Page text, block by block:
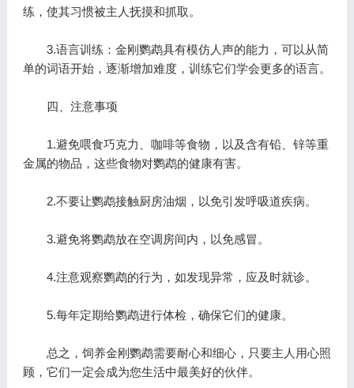
练，使其习惯被主人抚摸和抓取。
3.语言训练：金刚鹦鹉具有模仿人声的能力，可以从简
单的词语开始，逐渐增加难度，训练它们学会更多的语言。
四、注意事项
1.避免喂食巧克力、咖啡等食物，以及含有铅、锌等重
金属的物品，这些食物对鹦鹉的健康有害。
2.不要让鹦鹉接触厨房油烟，以免引发呼吸道疾病。
3.避免将鹦鹉放在空调房间内，以免感冒。
4.注意观察鹦鹉的行为，如发现异常，应及时就诊。
5.每年定期给鹦鹉进行体检，确保它们的健康。
总之，饲养金刚鹦鹉需要耐心和细心，只要主人用心照
顾，它们一定会成为您生活中最美好的伙伴。